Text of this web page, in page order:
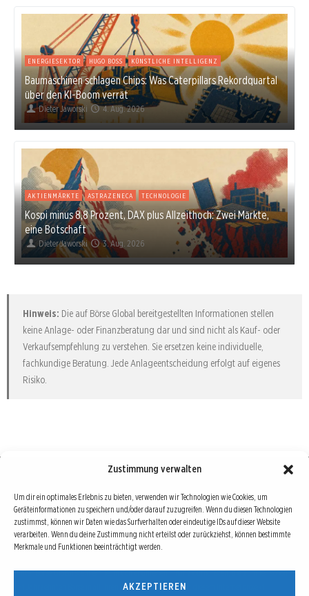
Zustimmung verwalten
Um dir ein optimales Erlebnis zu bieten, verwenden wir Technologien wie Cookies, um
Geräteinformationen zu speichern und/oder darauf zuzugreifen. Wenn du diesen Technologien
zustimmst, können wir Daten wie das Surfverhalten oder eindeutige IDs auf dieser Website
verarbeiten. Wenn du deine Zustimmung nicht erteilst oder zurückziehst, können bestimmte
Merkmale und Funktionen beeinträchtigt werden.
AKZEPTIEREN
ENERGIESEKTOR HUGO BOSS KÜNSTLICHE INTELLIGENZ
Baumaschinen schlagen Chips: Was Caterpillars Rekordquartal
über den KI-Boom verrät
Dieter Jaworski 4. Aug. 2026
AKTIENMÄRKTE ASTRAZENECA TECHNOLOGIE
Kospi minus 8,8 Prozent, DAX plus Allzeithoch: Zwei Märkte,
eine Botschaft
Dieter Jaworski 3. Aug. 2026
Hinweis: Die auf Börse Global bereitgestellten Informationen stellen
keine Anlage- oder Finanzberatung dar und sind nicht als Kauf- oder
Verkaufsempfehlung zu verstehen. Sie ersetzen keine individuelle,
fachkundige Beratung. Jede Anlageentscheidung erfolgt auf eigenes
Risiko.
Börse : lokal, international, global
Erfolgreiche Börsengeschäfte bedingen vor allem drei Dinge: Verlässliche Informationen,
richtige Interpretationen und unabhängige Informationsquellen. Diese drei Bausteine sind
auch die redaktionelle Leitlinie von Börse Global.
Hinter Börse Global steht ein Team von erfahrenen Finanzjournalisten, die zum Teil schon
seit Jahrzehnten Börse in all ihren Facetten leben und mit diesem Internetprojekt